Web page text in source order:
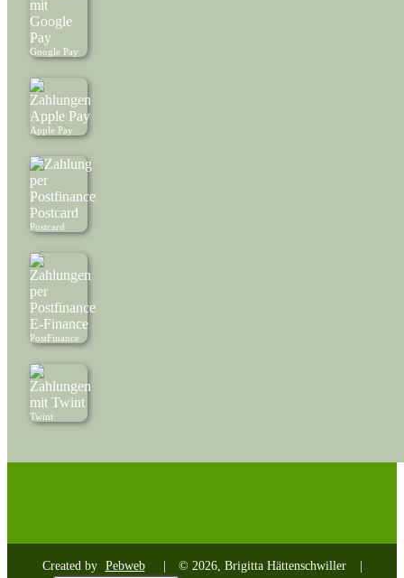
Google Pay
Apple Pay
Postcard
PostFinance
Twint
Created by Pebweb © 2026, Brigitta Hättenschwiller